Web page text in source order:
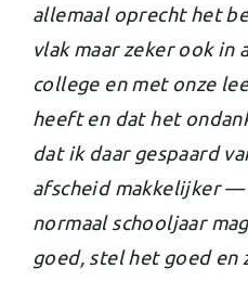
allemaal oprecht het
vlak maar zeker ook in
college en met onze
heeft en dat het
dat ik daar gespaard
afscheid makkelijker
normaal schooljaar
goed, stel het goed en